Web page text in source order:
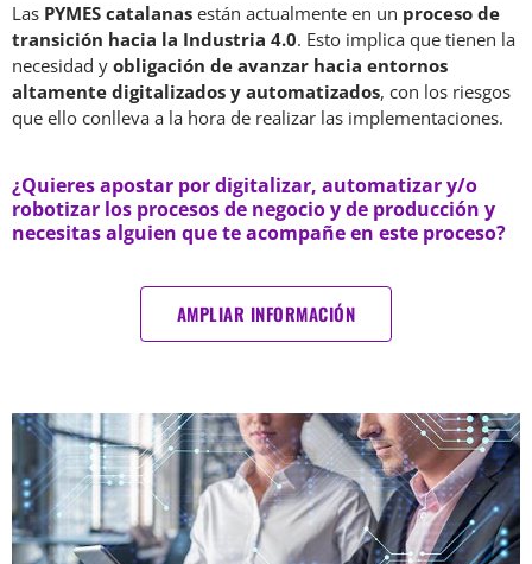
Las PYMES catalanas están actualmente en un proceso de
transición hacia la Industria 4.0. Esto implica que tienen la
necesidad y obligación de avanzar hacia entornos
altamente digitalizados y automatizados, con los riesgos
que ello conlleva a la hora de realizar las implementaciones.
¿Quieres apostar por digitalizar, automatizar y/o
robotizar los procesos de negocio y de producción y
necesitas alguien que te acompañe en este proceso?
AMPLIAR INFORMACIÓN